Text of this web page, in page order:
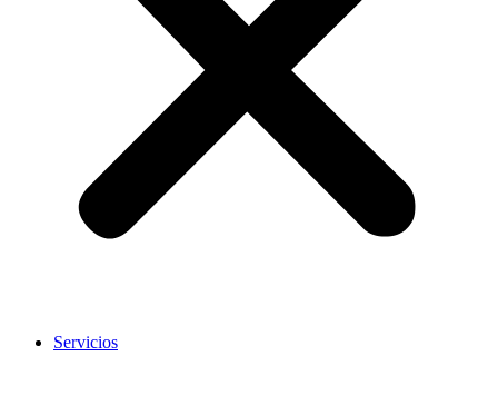
Servicios